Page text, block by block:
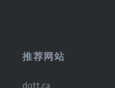
推荐网站
dott.ca